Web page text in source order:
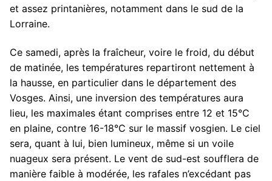
et assez printanières, notamment dans le sud de la
Lorraine.
Ce samedi, après la fraîcheur, voire le froid, du début
de matinée, les températures repartiront nettement à
la hausse, en particulier dans le département des
Vosges. Ainsi, une inversion des températures aura
lieu, les maximales étant comprises entre 12 et 15°C
en plaine, contre 16-18°C sur le massif vosgien. Le ciel
sera, quant à lui, bien lumineux, même si un voile
nuageux sera présent. Le vent de sud-est soufflera de
manière faible à modérée, les rafales n’excédant pas